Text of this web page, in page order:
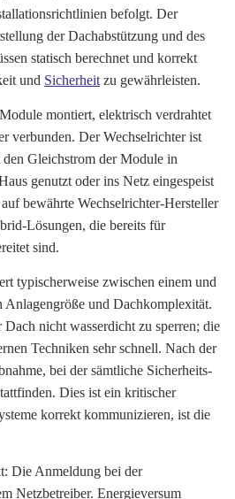
befolgt. Der
der Dachabstützung und des
statisch berechnet und korrekt
und Sicherheit zu gewährleisten.
montiert, elektrisch verdrahtet
verbunden. Der Wechselrichter ist
Gleichstrom der Module in
genutzt oder ins Netz eingespeist
bewährte Wechselrichter-Hersteller
Lösungen, die bereits für
sind.
typischerweise zwischen einem und
Anlagengröße und Dachkomplexität.
nicht wasserdicht zu sperren; die
Techniken sehr schnell. Nach der
bei der sämtliche Sicherheits-
Dies ist ein kritischer
korrekt kommunizieren, ist die
Die Anmeldung bei der
Netzbetreiber. Energieversum